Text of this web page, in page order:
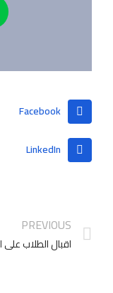
Facebook
LinkedIn
PREVIOUS